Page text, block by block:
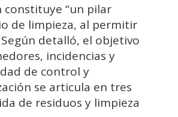
constituye “un pilar
de limpieza, al permitir
detalló, el objetivo
incidencias y
de control y
se articula en tres
de residuos y limpieza